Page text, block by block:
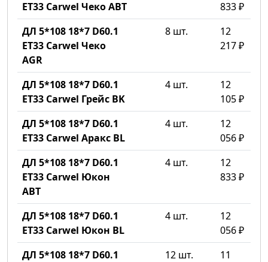
ET33 Carwel Чеко ABT
833 ₽
ДЛ 5*108 18*7 D60.1
ET33 Carwel Чеко
AGR
8 шт.
12
217 ₽
ДЛ 5*108 18*7 D60.1
ET33 Carwel Грейс BK
4 шт.
12
105 ₽
ДЛ 5*108 18*7 D60.1
ET33 Carwel Аракс BL
4 шт.
12
056 ₽
ДЛ 5*108 18*7 D60.1
ET33 Carwel Юкон
ABT
4 шт.
12
833 ₽
ДЛ 5*108 18*7 D60.1
ET33 Carwel Юкон BL
4 шт.
12
056 ₽
ДЛ 5*108 18*7 D60.1
12 шт.
11